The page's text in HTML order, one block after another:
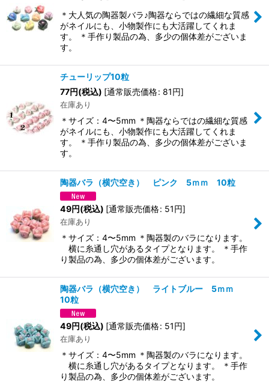
＊大人気の陶器製バラ♪陶器ならではの繊細な質感
がネイルにも、小物製作にも大活躍してくれま
す。 ＊手作り製品の為、多少の個体差がございま
す。
チューリップ10粒
77円(税込) [通常販売価格: 81円]
在庫あり
＊サイズ：4〜5mm ＊陶器ならではの繊細な質感
がネイルにも、小物製作にも大活躍してくれま
す。 ＊手作り製品の為、多少の個体差がございま
す。
陶器バラ（横穴空き） ピンク 5ｍｍ 10粒
49円(税込) [通常販売価格: 51円]
在庫あり
＊サイズ：4〜5mm ＊陶器製のバラになります。
横に糸通し穴があるタイプとなります。 ＊手作
り製品の為、多少の個体差がございます。
陶器バラ（横穴空き） ライトブルー 5ｍｍ
10粒
49円(税込) [通常販売価格: 51円]
在庫あり
＊サイズ：4〜5mm ＊陶器製のバラになります。
横に糸通し穴があるタイプとなります。 ＊手作
り製品の為、多少の個体差がございます。